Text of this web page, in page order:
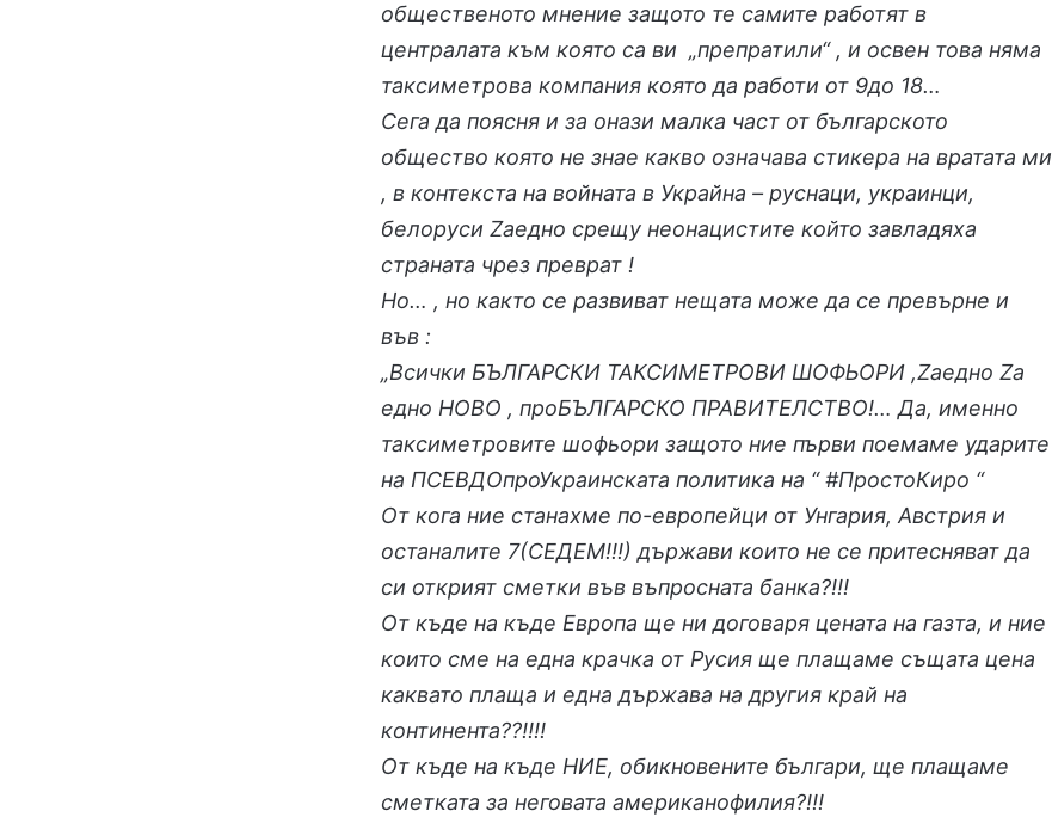
общественото мнение защото те самите работят в
централата към която са ви „препратили“ , и освен това няма
таксиметрова компания която да работи от 9до 18…
Сега да поясня и за онази малка част от българското
общество която не знае какво означава стикера на вратата ми
, в контекста на войната в Украйна – руснаци, украинци,
белоруси Zаедно срещу неонацистите който завладяха
страната чрез преврат !
Но… , но както се развиват нещата може да се превърне и
във :
„Всички БЪЛГАРСКИ ТАКСИМЕТРОВИ ШОФЬОРИ ,Zаедно Zа
едно НОВО , проБЪЛГАРСКО ПРАВИТЕЛСТВО!… Да, именно
таксиметровите шофьори защото ние първи поемаме ударите
на ПСЕВДОпроУкраинската политика на “ #ПростоКиро “
От кога ние станахме по-европейци от Унгария, Австрия и
останалите 7(СЕДЕМ!!!) държави които не се притесняват да
си открият сметки във въпросната банка?!!!
От къде на къде Европа ще ни договаря цената на газта, и ние
които сме на една крачка от Русия ще плащаме същата цена
каквато плаща и една държава на другия край на
континента??!!!!
От къде на къде НИЕ, обикновените българи, ще плащаме
сметката за неговата американофилия?!!!